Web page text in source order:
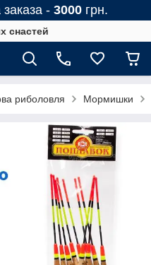
- 3000 грн.
снастей
риболовля Мормишки